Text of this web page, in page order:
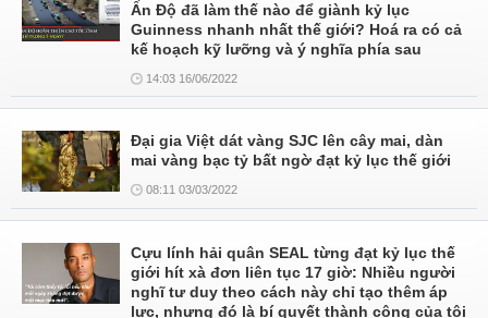
Ấn Độ đã làm thế nào để giành kỷ lục
Guinness nhanh nhất thế giới? Hoá ra có cả
kế hoạch kỹ lưỡng và ý nghĩa phía sau
14:03 16/06/2022
Đại gia Việt dát vàng SJC lên cây mai, dàn
mai vàng bạc tỷ bất ngờ đạt kỷ lục thế giới
08:11 03/03/2022
Cựu lính hải quân SEAL từng đạt kỷ lục thế
giới hít xà đơn liên tục 17 giờ: Nhiều người
nghĩ tư duy theo cách này chỉ tạo thêm áp
lực, nhưng đó là bí quyết thành công của tôi